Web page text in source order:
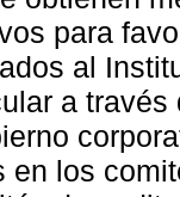
para
al
a
en los